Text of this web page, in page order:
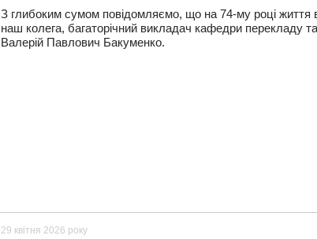
З глибоким сумом повідомляємо, що на 74-му році життя
наш колега, багаторічний викладач кафедри перекладу та
Валерій Павлович Бакуменко.
29 квітня 2026 року